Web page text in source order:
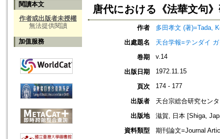
閱讀本文
作者或出版者未授權
無法提供閱讀
加值服務
唐代における《法華文句
作者
多田孝文 (著)=Tada,
出處題名
天台学報=テンダイ
卷期
v.14
出版日期 1972.11.15
頁次 174 - 177
出版者
天台宗総合研究セン
出版地
滋賀, 日本 [Shiga,
資料類型
期刊論文=Journal